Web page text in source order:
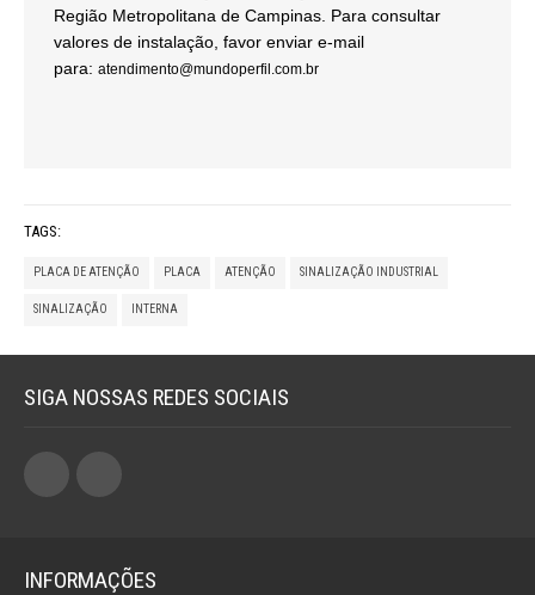
Região Metropolitana de Campinas. Para consultar
valores de instalação, favor enviar e-mail
para: atendimento@mundoperfil.com.br
TAGS:
PLACA DE ATENÇÃO PLACA ATENÇÃO SINALIZAÇÃO INDUSTRIAL
SINALIZAÇÃO INTERNA
SIGA NOSSAS REDES SOCIAIS
INFORMAÇÕES